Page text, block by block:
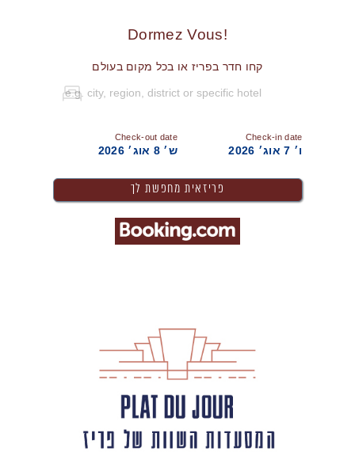
!Dormez Vous
קחו חדר בפריז או בכל מקום בעולם
Check-in date
ו׳ 7 אוג׳ 2026
Check-out date
ש׳ 8 אוג׳ 2026